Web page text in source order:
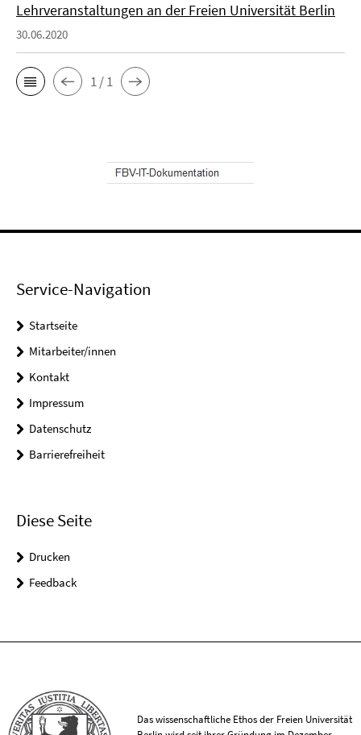
Lehrveranstaltungen an der Freien Universität Berlin
30.06.2020
1 / 1
Service-Navigation
Startseite
Mitarbeiter/innen
Kontakt
Impressum
Datenschutz
Barrierefreiheit
Diese Seite
Drucken
Feedback
Das wissenschaftliche Ethos der Freien Universität